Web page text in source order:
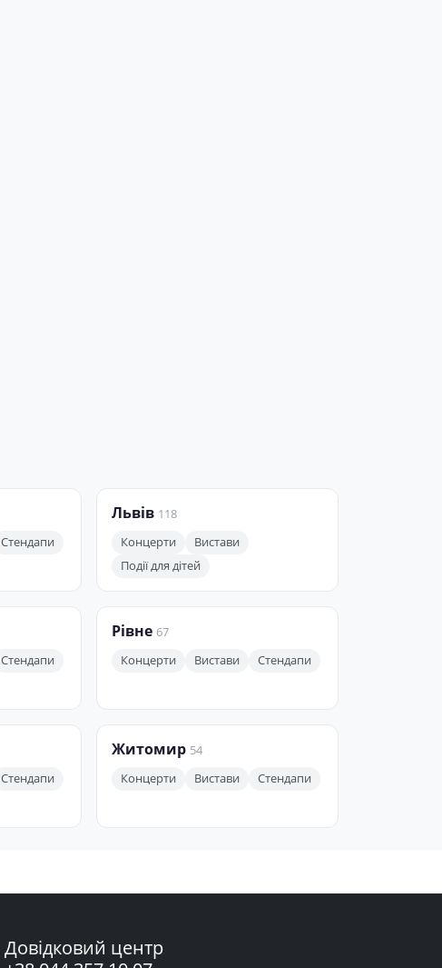
Стендапи
Львів 118
Концерти
Вистави
Події для дітей
Стендапи
Рівне 67
Концерти
Вистави Стендапи
Стендапи
Житомир 54
Концерти
Вистави Стендапи
Довідковий центр